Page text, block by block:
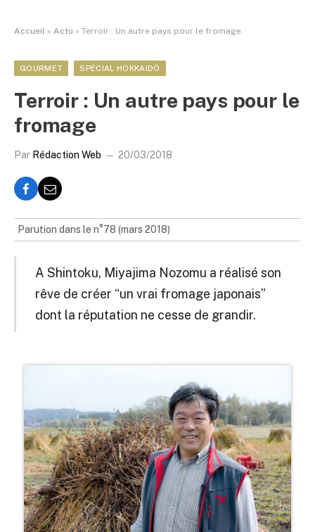
Accueil » Actu » Terroir : Un autre pays pour le fromage
GOURMET SPÉCIAL HOKKAIDÔ
Terroir : Un autre pays pour le
fromage
Par Rédaction Web 20/03/2018
Parution dans le n°78 (mars 2018)
A Shintoku, Miyajima Nozomu a réalisé son
rêve de créer “un vrai fromage japonais”
dont la réputation ne cesse de grandir.